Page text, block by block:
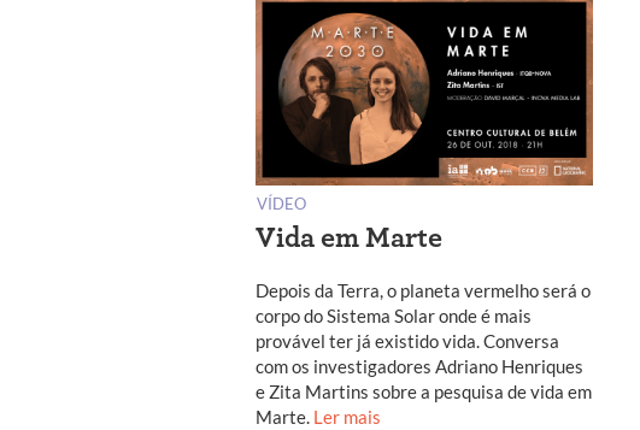
VÍDEO
Vida em Marte
Depois da Terra, o planeta vermelho será o
corpo do Sistema Solar onde é mais
provável ter já existido vida. Conversa
com os investigadores Adriano Henriques
e Zita Martins sobre a pesquisa de vida em
Marte. Ler mais